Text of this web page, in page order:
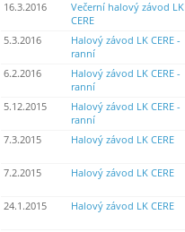
16.3.2016
Večerní halový závod LK
CERE
5.3.2016
Halový závod LK CERE -
ranní
6.2.2016
Halový závod LK CERE -
ranní
5.12.2015
Halový závod LK CERE -
ranní
7.3.2015 Halový závod LK CERE
7.2.2015 Halový závod LK CERE
24.1.2015 Halový závod LK CERE